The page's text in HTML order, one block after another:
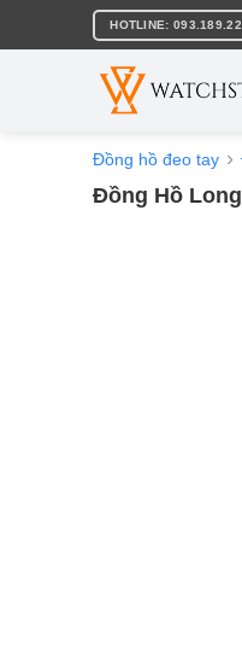
nội
HOTLINE:
Đồng hồ đeo tay
Đồng Hồ